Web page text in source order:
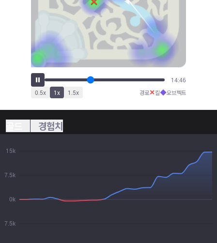
16:23
0.5x 1x 1.5x 경로✕킬◆오브젝트
경험치
7.5k
0k
7.5k
15k